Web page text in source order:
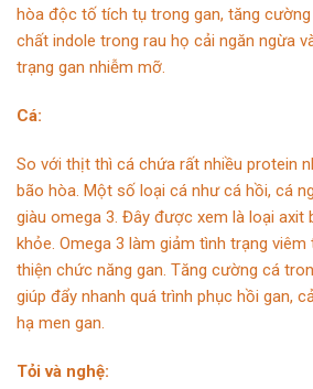
hòa độc tố tích tụ trong gan, tăng
chất indole trong rau họ cải ngăn ngừa
trạng gan nhiễm mỡ.
Cá:
So với thịt thì cá chứa rất nhiều protein
bão hòa. Một số loại cá như cá hồi, cá
giàu omega 3. Đây được xem là loại
khỏe. Omega 3 làm giảm tình trạng
thiện chức năng gan. Tăng cường cá
giúp đẩy nhanh quá trình phục hồi gan,
hạ men gan.
Tỏi và nghệ: